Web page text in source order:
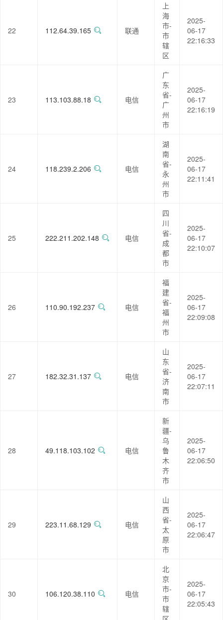
22 112.64.39.165 联通
上
海
市-
市
辖
区
2025-
06-17
22:16:33
23 113.103.88.18 电信
广
东
省-
广
州
市
2025-
06-17
22:16:19
24 118.239.2.206 电信
湖
南
省-
永
州
市
2025-
06-17
22:11:41
25 222.211.202.148 电信
四
川
省-
成
都
市
2025-
06-17
22:10:07
26 110.90.192.237 电信
福
建
省-
福
州
市
2025-
06-17
22:09:08
27 182.32.31.137 电信
山
东
省-
济
南
市
2025-
06-17
22:07:11
28 49.118.103.102 电信
新
疆-
乌
鲁
木
齐
市
2025-
06-17
22:06:50
29 223.11.68.129 电信
山
西
省-
太
原
市
2025-
06-17
22:06:47
30 106.120.38.110 电信
北
京
市-
市
辖
2025-
06-17
22:05:43